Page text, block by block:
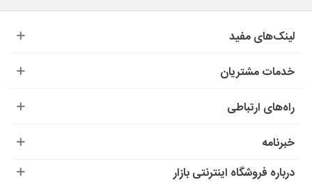
لینک‌های مفید
خدمات مشتریان
راه‌های ارتباطی
خبرنامه
درباره‌ فروشگاه اینترنتی بازار